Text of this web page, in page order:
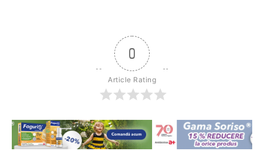
0
Article Rating